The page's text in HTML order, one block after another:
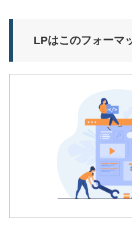
LPはこのフォーマ